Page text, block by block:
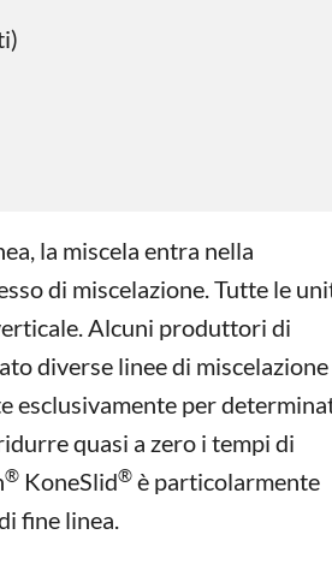
la miscela entra nella
di miscelazione. Tutte le
Alcuni produttori di
diverse linee di miscelazione
esclusivamente per
quasi a zero i tempi di
® KoneSlid® è particolarmente
fine linea.